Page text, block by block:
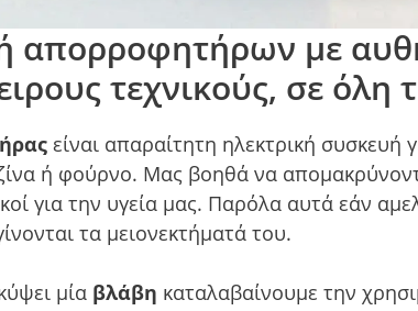
απορροφητήρων με
τεχνικούς, σε όλη
είναι απαραίτητη ηλεκτρική συσκευή
ή φούρνο. Μας βοηθά να
για την υγεία μας. Παρόλα αυτά εάν
τα μειονεκτήματά του.
μία βλάβη καταλαβαίνουμε την